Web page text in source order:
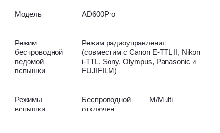
Модель AD600Pro
Режим
беспроводной
ведомой
вспышки
Режим радиоуправления
(совместим с Canon E-TTL II, Nikon
i-TTL, Sony, Olympus, Panasonic и
FUJIFILM)
Режимы
вспышки
Беспроводной
отключен
M/Multi